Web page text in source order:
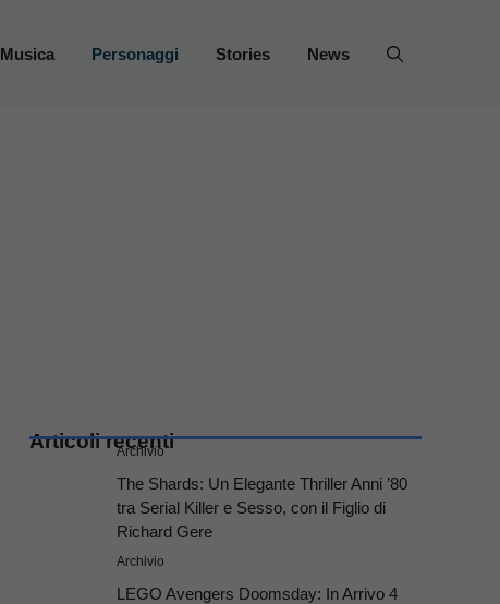
Musica Personaggi Stories News
Articoli recenti
Archivio
The Shards: Un Elegante Thriller Anni ’80
tra Serial Killer e Sesso, con il Figlio di
Richard Gere
Archivio
LEGO Avengers Doomsday: In Arrivo 4